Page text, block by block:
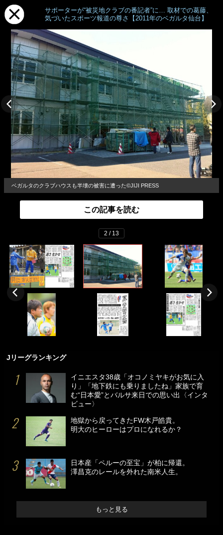
サポーターが“被災地クラブの番記者”に… 取材での葛藤、
気づいたスポーツ報道の尊さ【2011年のベガルタ仙台】
ベガルタのクラブハウスも半壊の被害に遭った©JIJI PRESS
この記事を読む
2 / 13
Jリーグランキング
イニエスタ38歳「オコノミヤキがお気に入
り」「地下鉄にも乗りましたね」家族で育
む“日本愛”とバルサ来日での思い出〈インタ
ビュー〉
地獄から戻ってきたFW木戸皓貴。
明大のヒーローはプロになれるか？
日本産「ペルーの至宝」が柏に帰還。
澤昌克のレールを外れた南米人生。
もっと見る